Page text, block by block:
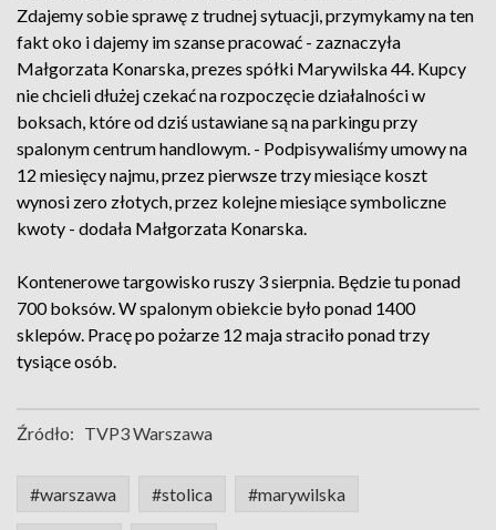
Zdajemy sobie sprawę z trudnej sytuacji, przymykamy na ten
fakt oko i dajemy im szanse pracować - zaznaczyła
Małgorzata Konarska, prezes spółki Marywilska 44. Kupcy
nie chcieli dłużej czekać na rozpoczęcie działalności w
boksach, które od dziś ustawiane są na parkingu przy
spalonym centrum handlowym. - Podpisywaliśmy umowy na
12 miesięcy najmu, przez pierwsze trzy miesiące koszt
wynosi zero złotych, przez kolejne miesiące symboliczne
kwoty - dodała Małgorzata Konarska.
Kontenerowe targowisko ruszy 3 sierpnia. Będzie tu ponad
700 boksów. W spalonym obiekcie było ponad 1400
sklepów. Pracę po pożarze 12 maja straciło ponad trzy
tysiące osób.
Źródło: TVP3 Warszawa
#warszawa #stolica #marywilska